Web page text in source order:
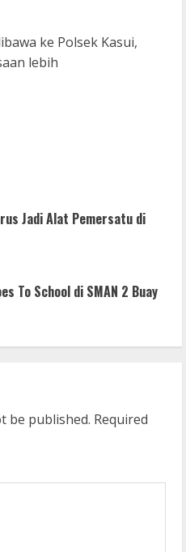
ke Polsek Kasui,
lebih
Jadi Alat Pemersatu di
To School di SMAN 2 Buay
be published. Required